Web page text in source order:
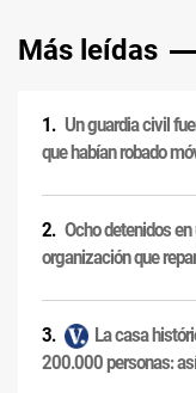
Más leídas
Un guardia civil
que habían robado
Ocho detenidos
organización que
La casa
200.000 personas: